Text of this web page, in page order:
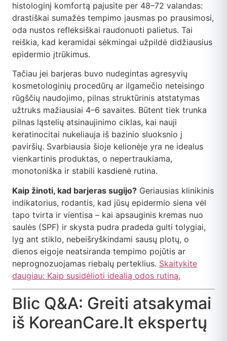
histologinį komfortą pajusite per 48–72 valandas:
drastiškai sumažės tempimo jausmas po prausimosi,
oda nustos refleksiškai raudonuoti palietus. Tai
reiškia, kad keramidai sėkmingai užpildė didžiausius
epidermio įtrūkimus.
Tačiau jei barjeras buvo nudegintas agresyvių
kosmetologinių procedūrų ar ilgamečio neteisingo
rūgščių naudojimo, pilnas struktūrinis atstatymas
užtruks mažiausiai 4–6 savaites. Būtent tiek trunka
pilnas ląstelių atsinaujinimo ciklas, kai nauji
keratinocitai nukeliauja iš bazinio sluoksnio į
paviršių. Svarbiausia šioje kelionėje yra ne idealus
vienkartinis produktas, o nepertraukiama,
monotoniška ir stabili kasdienė rutina.
Kaip žinoti, kad barjeras sugijo? Geriausias klinikinis
indikatorius, rodantis, kad jūsų epidermio siena vėl
tapo tvirta ir vientisa – kai apsauginis kremas nuo
saulės (SPF) ir skysta pudra pradeda gulti tolygiai,
lyg ant stiklo, nebeišryškindami sausų plotų, o
dienos eigoje neatsiranda tempimo pojūtis ar
neprognozuojamas riebalų perteklius. Skaitykite
daugiau: Kaip susidėlioti idealią odos rutiną.
Blic Q&A: Greiti atsakymai
iš KoreanCare.lt ekspertų